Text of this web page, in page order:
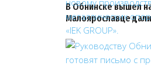
В Обнинске вышел
Малоярославце